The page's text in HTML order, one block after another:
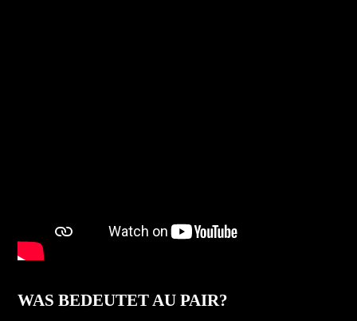
WAS BEDEUTET AU PAIR?